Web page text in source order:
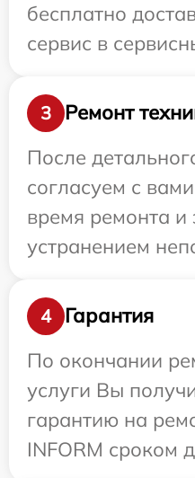
бесплатно
сервис в
3
Ремонт
После
согласуем с
время ремонта и
устранением
4
Гарантия
По окончании
услуги Вы
гарантию на
INFORM сроком